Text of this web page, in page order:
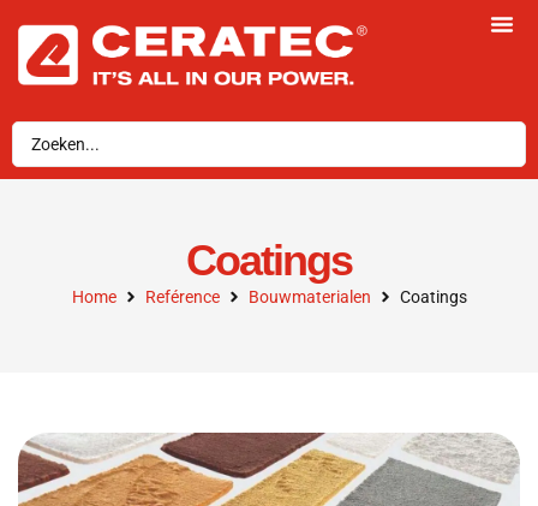
Coatings
Home Reférence Bouwmaterialen Coatings